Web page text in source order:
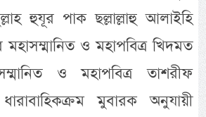
হুযূর পাক ছল্লাল্লাহু আলাইহি
মহাসম্মানিত ও মহাপবিত্র খিদমত
ও মহাপবিত্র তাশরীফ
মুবারক অনুযায়ী